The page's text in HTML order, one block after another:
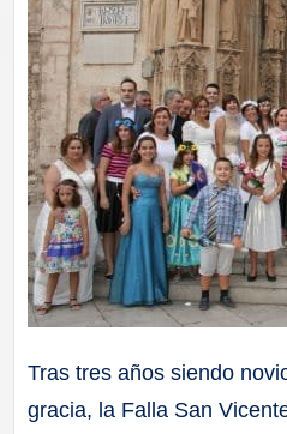
Tras tres años siendo
gracia, la Falla San